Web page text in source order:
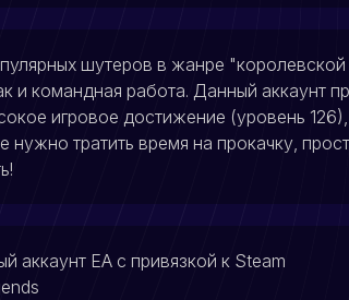
шутеров в жанре
и командная работа. Данный аккаунт
игровое достижение (уровень 126),
тратить время на прокачку,
аккаунт EA с привязкой к Steam